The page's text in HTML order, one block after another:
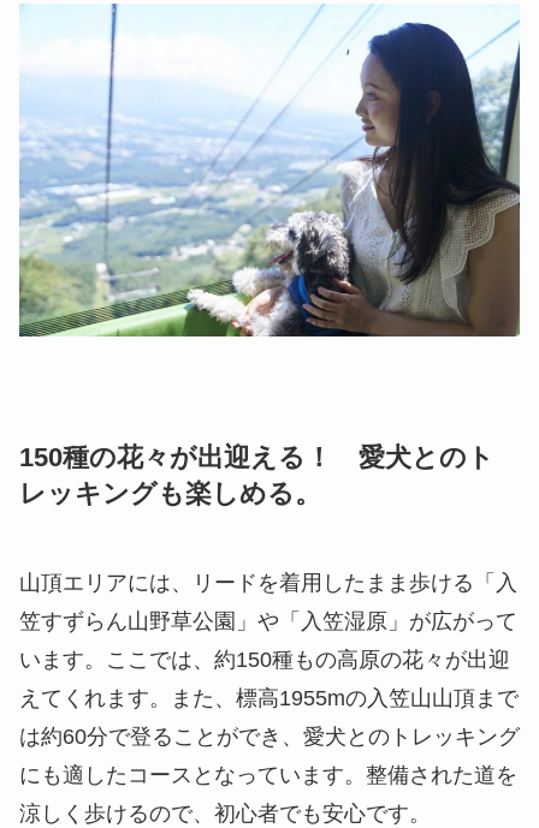
150種の花々が出迎える！ 愛犬とのト
レッキングも楽しめる。
山頂エリアには、リードを着用したまま歩ける「入
笠すずらん山野草公園」や「入笠湿原」が広がって
います。ここでは、約150種もの高原の花々が出迎
えてくれます。また、標高1955mの入笠山山頂まで
は約60分で登ることができ、愛犬とのトレッキング
にも適したコースとなっています。整備された道を
涼しく歩けるので、初心者でも安心です。